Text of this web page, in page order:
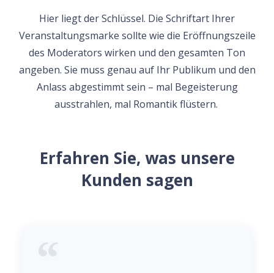
Hier liegt der Schlüssel. Die Schriftart Ihrer
Veranstaltungsmarke sollte wie die Eröffnungszeile
des Moderators wirken und den gesamten Ton
angeben. Sie muss genau auf Ihr Publikum und den
Anlass abgestimmt sein – mal Begeisterung
ausstrahlen, mal Romantik flüstern.
Erfahren Sie, was unsere
Kunden sagen